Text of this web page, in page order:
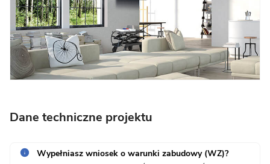
Dane techniczne projektu
Wypełniasz wniosek o warunki zabudowy (WZ)?